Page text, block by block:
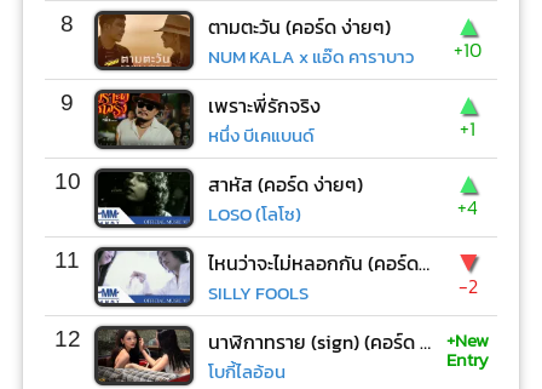
8 ตามตะวัน (คอร์ด ง่ายๆ)
NUM KALA x แอ๊ด คาราบาว
▲
+10
9 เพราะพี่รักจริง
หนึ่ง บีเคแบนด์
▲
+1
10 สาหัส (คอร์ด ง่ายๆ)
LOSO (โลโซ)
▲
+4
11 ไหนว่าจะไม่หลอกกัน (คอร์ด ง่ายๆ)
SILLY FOOLS
▼
-2
12 นาฬิกาทราย (sign) (คอร์ด ง่ายๆ)
โบกี้ไลอ้อน
+New
Entry